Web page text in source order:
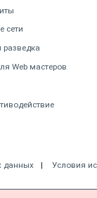
сети
разведка
Web мастеров
данных Условия